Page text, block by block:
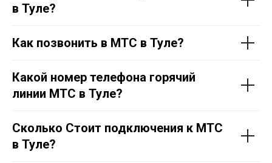
в Туле?
Как позвонить в МТС в Туле?
Какой номер телефона горячий
линии МТС в Туле?
Сколько Стоит подключения к МТС
в Туле?